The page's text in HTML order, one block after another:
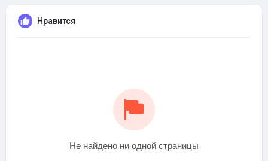
Нравится
Не найдено ни одной страницы